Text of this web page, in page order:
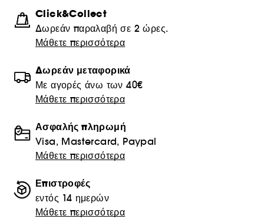
Click&Collect
Δωρεάν παραλαβή σε 2 ώρες.
Μάθετε περισσότερα
Δωρεάν μεταφορικά
Με αγορές άνω των 40€
Μάθετε περισσότερα
Ασφαλής πληρωμή
Visa, Mastercard, Paypal
Μάθετε περισσότερα
Επιστροφές
εντός 14 ημερών
Μάθετε περισσότερα